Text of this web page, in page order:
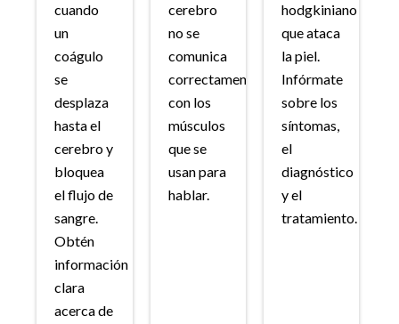
cuando
un
coágulo
se
desplaza
hasta el
cerebro y
bloquea
el flujo de
sangre.
Obtén
información
clara
acerca de
cerebro
no se
comunica
correctamente
con los
músculos
que se
usan para
hablar.
hodgkiniano
que ataca
la piel.
Infórmate
sobre los
síntomas,
el
diagnóstico
y el
tratamiento.